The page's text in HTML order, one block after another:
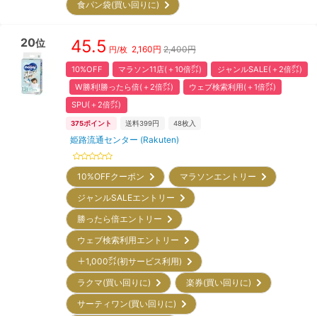
食パン袋(買い回りに)
20位 45.5 円/枚 2,160円 2,400円
10%OFF マラソン11店(＋10倍㌽)
ジャンルSALE(＋2倍㌽)
W勝利!勝ったら倍(＋2倍㌽)
ウェブ検索利用(＋1倍㌽)
SPU(＋2倍㌽)
375ポイント 送料399円 48枚入
姫路流通センター (Rakuten)
10%OFFクーポン
マラソンエントリー
ジャンルSALEエントリー
勝ったら倍エントリー
ウェブ検索利用エントリー
＋1,000㌽(初サービス利用)
ラクマ(買い回りに)
楽券(買い回りに)
サーティワン(買い回りに)